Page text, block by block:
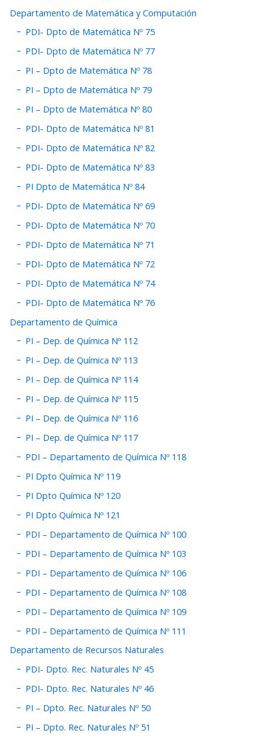
Departamento de Matemática y Computación
PDI- Dpto de Matemática Nº 75
PDI- Dpto de Matemática Nº 77
PI – Dpto de Matemática Nº 78
PI – Dpto de Matemática Nº 79
PI – Dpto de Matemática Nº 80
PDI- Dpto de Matemática Nº 81
PDI- Dpto de Matemática Nº 82
PDI- Dpto de Matemática Nº 83
PI Dpto de Matemática Nº 84
PDI- Dpto de Matemática Nº 69
PDI- Dpto de Matemática Nº 70
PDI- Dpto de Matemática Nº 71
PDI- Dpto de Matemática Nº 72
PDI- Dpto de Matemática Nº 74
PDI- Dpto de Matemática Nº 76
Departamento de Química
PI – Dep. de Química Nº 112
PI – Dep. de Química Nº 113
PI – Dep. de Química Nº 114
PI – Dep. de Química Nº 115
PI – Dep. de Química Nº 116
PI – Dep. de Química Nº 117
PDI – Departamento de Química Nº 118
PI Dpto Química Nº 119
PI Dpto Química Nº 120
PI Dpto Química Nº 121
PDI – Departamento de Química Nº 100
PDI – Departamento de Química Nº 103
PDI – Departamento de Química Nº 106
PDI – Departamento de Química Nº 108
PDI – Departamento de Química Nº 109
PDI – Departamento de Química Nº 111
Departamento de Recursos Naturales
PDI- Dpto. Rec. Naturales Nº 45
PDI- Dpto. Rec. Naturales Nº 46
PI – Dpto. Rec. Naturales Nº 50
PI – Dpto. Rec. Naturales Nº 51